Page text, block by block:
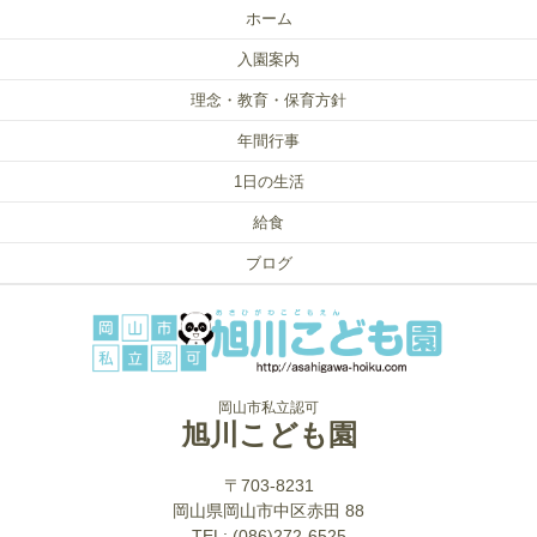
ホーム
入園案内
理念・教育・保育方針
年間行事
1日の生活
給食
ブログ
岡山市私立認可
旭川こども園
〒703-8231
岡山県岡山市中区赤田 88